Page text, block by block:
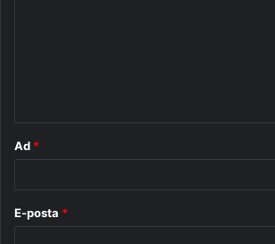
Ad *
E-posta *